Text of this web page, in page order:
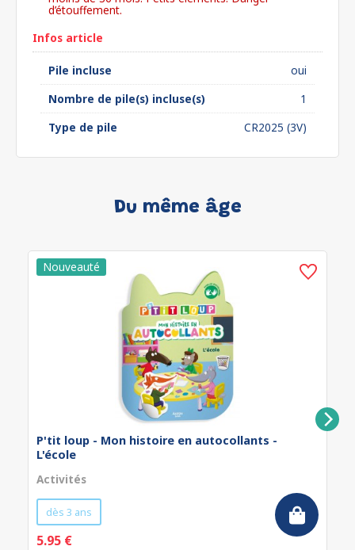
d’étouffement.
Infos article
Pile incluse
oui
Nombre de pile(s) incluse(s)
1
Type de pile
CR2025 (3V)
Du même âge
P'tit loup - Mon histoire en autocollants -
L'école
Activités
dès 3 ans
5.95 €